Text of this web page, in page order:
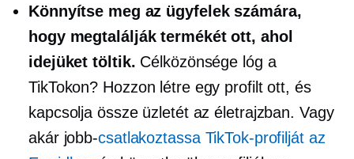
Könnyítse meg az ügyfelek számára,
hogy megtalálják termékét ott, ahol
idejüket töltik. Célközönsége lóg a
TikTokon? Hozzon létre egy profilt ott, és
kapcsolja össze üzletét az életrajzban. Vagy
akár jobb-csatlakoztassa TikTok-profilját az